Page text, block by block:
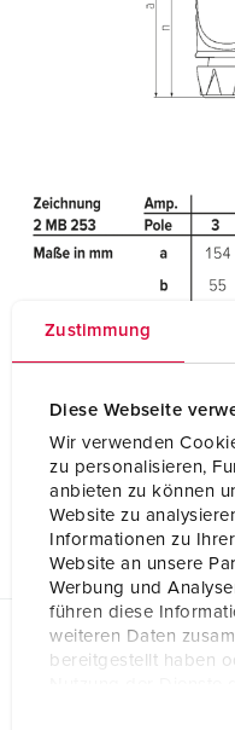
Zustimmung
Diese Webseite
Wir verwenden
zu personalisieren,
anbieten zu können
Website zu
Informationen zu
Website an unsere
Werbung und
führen diese
weiteren Daten
bereitgestellt haben
Planungsdaten &